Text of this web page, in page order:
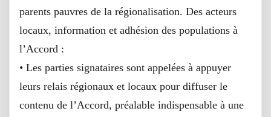
parents pauvres de la régionalisation. Des acteurs
locaux, information et adhésion des populations à
l’Accord :
• Les parties signataires sont appelées à appuyer
leurs relais régionaux et locaux pour diffuser le
contenu de l’Accord, préalable indispensable à une